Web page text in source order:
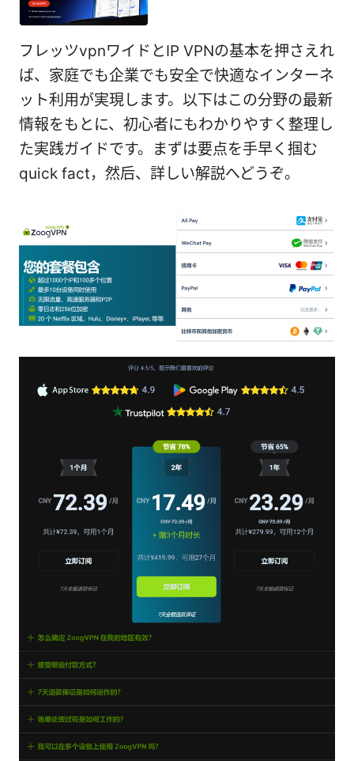
フレッツvpnワイドとIP VPNの基本を押さえれ
ば、家庭でも企業でも安全で快適なインターネ
ット利用が実現します。以下はこの分野の最新
情報をもとに、初心者にもわかりやすく整理し
た実践ガイドです。まずは要点を手早く掴む
quick fact，然后、詳しい解説へどうぞ。